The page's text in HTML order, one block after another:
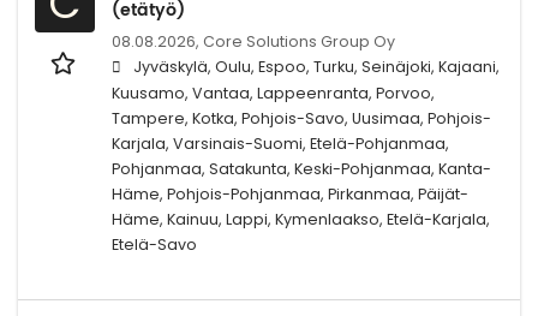
(etätyö)
08.08.2026, Core Solutions Group Oy
Jyväskylä, Oulu, Espoo, Turku, Seinäjoki, Kajaani,
Kuusamo, Vantaa, Lappeenranta, Porvoo,
Tampere, Kotka, Pohjois-Savo, Uusimaa, Pohjois-
Karjala, Varsinais-Suomi, Etelä-Pohjanmaa,
Pohjanmaa, Satakunta, Keski-Pohjanmaa, Kanta-
Häme, Pohjois-Pohjanmaa, Pirkanmaa, Päijät-
Häme, Kainuu, Lappi, Kymenlaakso, Etelä-Karjala,
Etelä-Savo